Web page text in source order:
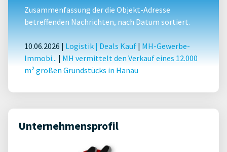
Zusammenfassung der die Objekt-Adresse
betreffenden Nachrichten, nach Datum sortiert.
10.06.2026 | Logistik | Deals Kauf | MH-Gewerbe-
Immobi... | MH vermittelt den Verkauf eines 12.000
m² großen Grundstücks in Hanau
Unternehmensprofil